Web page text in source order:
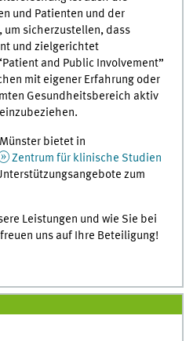
und Patienten und der
sicherzustellen, dass
und zielgerichtet
and Public Involvement”
mit eigener Erfahrung oder
Gesundheitsbereich aktiv
bietet in
Zentrum für klinische Studien
zum
Leistungen und wie Sie bei
uns auf Ihre Beteiligung!